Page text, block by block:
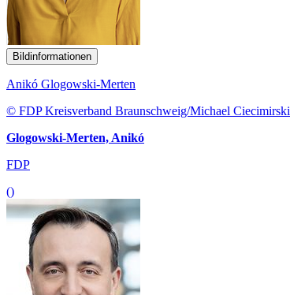
Bildinformationen
Anikó Glogowski-Merten
© FDP Kreisverband Braunschweig/Michael Ciecimirski
Glogowski-Merten, Anikó
FDP
()